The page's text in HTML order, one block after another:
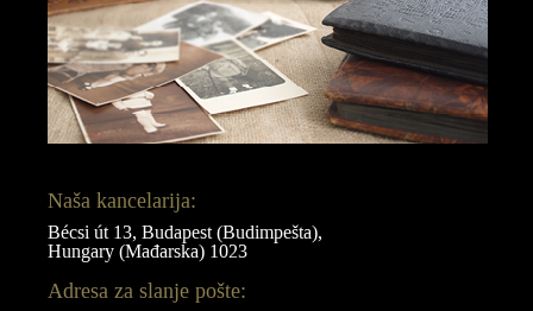
Naša kancelarija:
Bécsi út 13, Budapest (Budimpešta),
Hungary (Mađarska) 1023
Adresa za slanje pošte: